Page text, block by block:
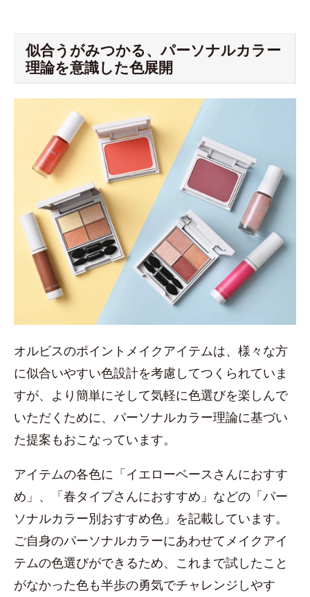
似合うがみつかる、パーソナルカラー
理論を意識した色展開
オルビスのポイントメイクアイテムは、様々な方
に似合いやすい色設計を考慮してつくられていま
すが、より簡単にそして気軽に色選びを楽しんで
いただくために、パーソナルカラー理論に基づい
た提案もおこなっています。
アイテムの各色に「イエローベースさんにおすす
め」、「春タイプさんにおすすめ」などの「パー
ソナルカラー別おすすめ色」を記載しています。
ご自身のパーソナルカラーにあわせてメイクアイ
テムの色選びができるため、これまで試したこと
がなかった色も半歩の勇気でチャレンジしやす